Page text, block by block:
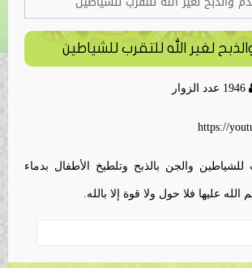
لغير الله للتقرب للشياطين
https://
للشياطين والجن بالذبح وتلطيخ الأطفال بدماء
الله عليها فلا حول ولا قوة إلا بالله.